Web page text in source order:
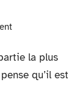
la plus
qu’il est